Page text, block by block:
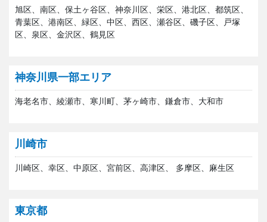
旭区、南区、保土ヶ谷区、神奈川区、栄区、港北区、都筑区、
青葉区、港南区、緑区、中区、西区、瀬谷区、磯子区、戸塚
区、泉区、金沢区、鶴見区
神奈川県一部エリア
海老名市、綾瀬市、寒川町、茅ヶ崎市、鎌倉市、大和市
川崎市
川崎区、幸区、中原区、宮前区、高津区、 多摩区、麻生区
東京都